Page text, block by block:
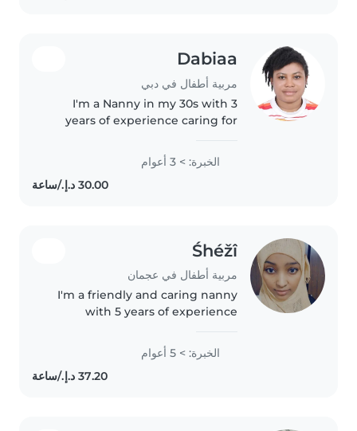
Dabiaa
مربية أطفال في دبي
I'm a Nanny in my 30s with 3
years of experience caring for
those with ADHD, autism, and
asthma. I'm comfortable
assisting with homework and
الخبرة: > 3 أعوام
Śhéžî
مربية أطفال في عجمان
I'm a friendly and caring nanny
with 5 years of experience
children and teenagers. I'm
comfortable with chores and
have experience managing food
الخبرة: > 5 أعوام